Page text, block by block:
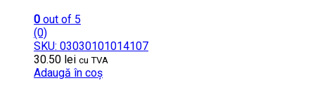
0 out of 5
(0)
SKU: 03030101014107
30.50 lei cu TVA
Adaugă în coș